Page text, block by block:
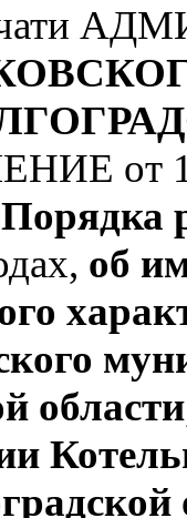
от
Порядка
об
области